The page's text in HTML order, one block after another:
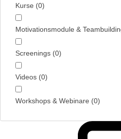
Kurse (0)
Motivationsmodule &
Screenings (0)
Videos (0)
Workshops & Webinare (0)